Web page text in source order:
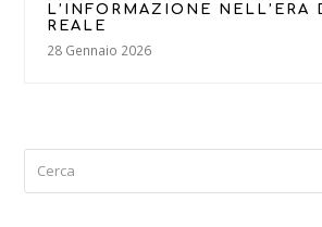
L’INFORMAZIONE NELL’ERA
REALE
28 Gennaio 2026